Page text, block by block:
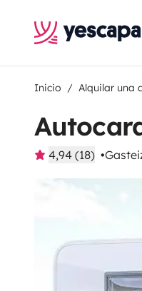
Inicio Alquilar una
4,94 (18)